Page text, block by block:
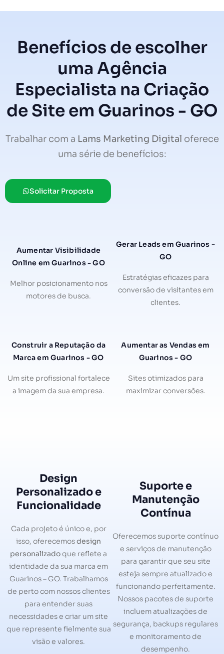
Benefícios de escolher
uma Agência
Especialista na Criação
de Site em Guarinos - GO
Trabalhar com a Lams Marketing Digital oferece
uma série de benefícios:
Solicitar Proposta
Aumentar Visibilidade
Online em Guarinos - GO
Melhor posicionamento nos
motores de busca.
Gerar Leads em Guarinos -
GO
Estratégias eficazes para
conversão de visitantes em
clientes.
Construir a Reputação da
Marca em Guarinos - GO
Um site profissional fortalece
a imagem da sua empresa.
Aumentar as Vendas em
Guarinos - GO
Sites otimizados para
maximizar conversões.
Design
Personalizado e
Funcionalidade
Cada projeto é único e, por
isso, oferecemosdesign
personalizadoque reflete a
identidade da sua marca em
Guarinos – GO. Trabalhamos
de perto com nossos clientes
para entender suas
necessidades e criar um site
que represente fielmente sua
visão e valores.
Suporte e
Manutenção
Contínua
Oferecemos suporte contínuo
e serviços de manutenção
para garantir que seu site
esteja sempre atualizado e
funcionando perfeitamente.
Nossos pacotes de suporte
incluem atualizações de
segurança, backups regulares
e monitoramento de
desempenho.